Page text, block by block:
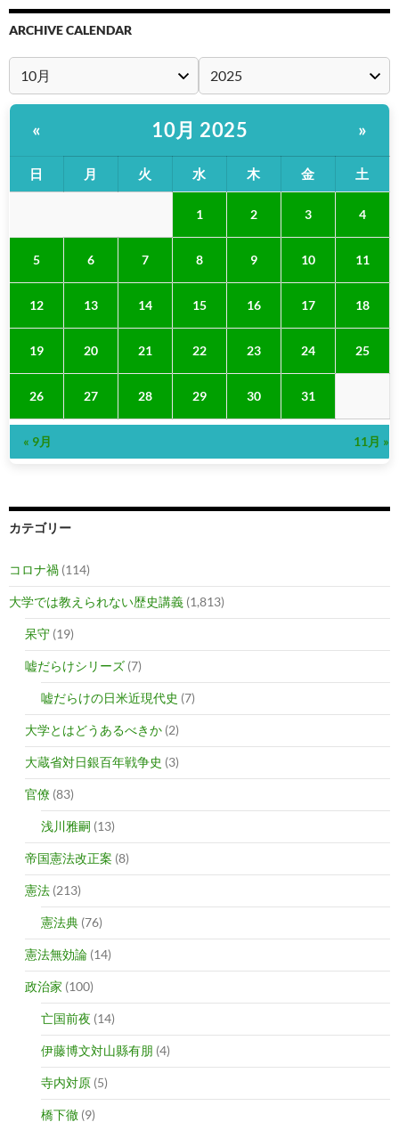
ARCHIVE CALENDAR
« 10月 2025 »
日 月 火 水 木 金 土
1 2 3 4
5 6 7 8 9 10 11
12 13 14 15 16 17 18
19 20 21 22 23 24 25
26 27 28 29 30 31
« 9月 11月 »
カテゴリー
コロナ禍 (114)
大学では教えられない歴史講義 (1,813)
呆守 (19)
嘘だらけシリーズ (7)
嘘だらけの日米近現代史 (7)
大学とはどうあるべきか (2)
大蔵省対日銀百年戦争史 (3)
官僚 (83)
浅川雅嗣 (13)
帝国憲法改正案 (8)
憲法 (213)
憲法典 (76)
憲法無効論 (14)
政治家 (100)
亡国前夜 (14)
伊藤博文対山縣有朋 (4)
寺内対原 (5)
橋下徹 (9)